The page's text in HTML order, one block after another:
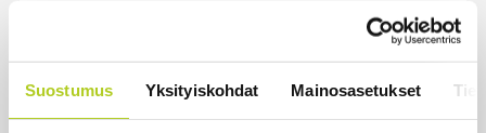
Suostumus Yksityiskohdat Mainosasetukset
WSJ: Saksassa löytynyt drooni oli todennäköisesti
venäläinen
Uutiset | 8.8.2026 16:19